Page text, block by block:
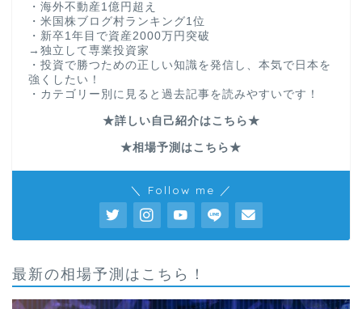
・海外不動産1億円超え
・米国株ブログ村ランキング1位
・新卒1年目で資産2000万円突破
→独立して専業投資家
・投資で勝つための正しい知識を発信し、本気で日本を
強くしたい！
・カテゴリー別に見ると過去記事を読みやすいです！
★詳しい自己紹介はこちら★
★相場予測はこちら★
＼ Follow me ／
最新の相場予測はこちら！